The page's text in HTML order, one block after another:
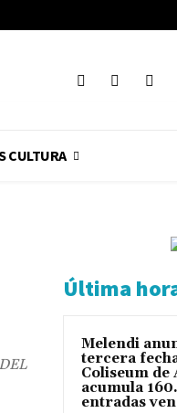
CULTURA
Última
Melendi
tercera
Coliseum de
acumula
entradas